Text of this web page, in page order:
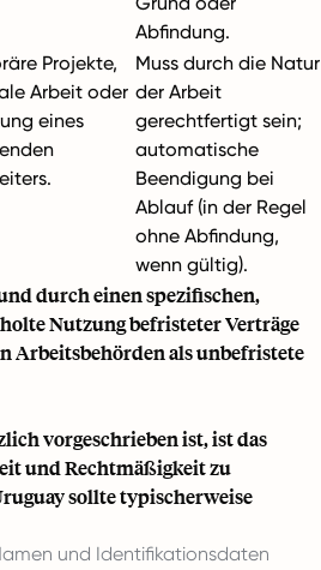
Abfindung.
Projekte,
Arbeit oder
eines
Muss durch die Natur
der Arbeit
gerechtfertigt sein;
automatische
Beendigung bei
Ablauf (in der Regel
ohne Abfindung,
wenn gültig).
durch einen spezifischen,
Nutzung befristeter Verträge
Arbeitsbehörden als unbefristete
vorgeschrieben ist, ist das
und Rechtmäßigkeit zu
sollte typischerweise
und Identifikationsdaten